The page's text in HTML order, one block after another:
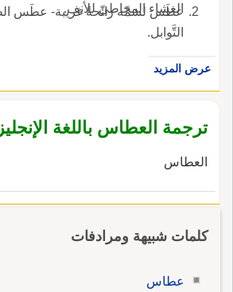
الغشاء المخاطيّ للأنف.
عطَس لشمِّه رائحةً غريبة- عطَس
التَّوابل.
عرض المزيد
ترجمة العطاس باللغة
العطاس
كلمات شبيهة ومرادفات
عطاس